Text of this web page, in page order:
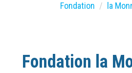
Fondation la
Fondation la